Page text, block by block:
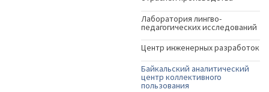
Лаборатория лингво-
педагогических исследований
Центр инженерных разработок
Байкальский аналитический
центр коллективного
пользования